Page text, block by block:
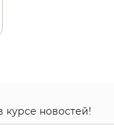
курсе новостей!